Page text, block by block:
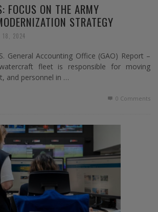
FOCUS ON THE ARMY
STRATEGY
18, 2024
General Accounting Office (GAO) Report –
fleet is responsible for moving
and personnel in …
0 Comments